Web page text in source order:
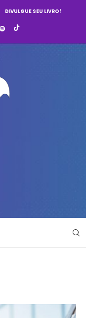
DIVULGUE SEU LIVRO!